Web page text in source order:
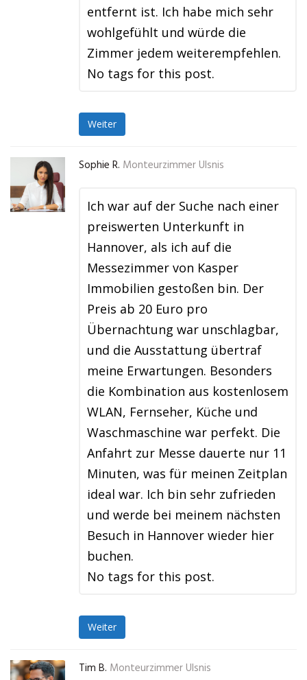
entfernt ist. Ich habe mich sehr
wohlgefühlt und würde die
Zimmer jedem weiterempfehlen.
No tags for this post.
Weiter
Sophie R. Monteurzimmer Ulsnis
Ich war auf der Suche nach einer
preiswerten Unterkunft in
Hannover, als ich auf die
Messezimmer von Kasper
Immobilien gestoßen bin. Der
Preis ab 20 Euro pro
Übernachtung war unschlagbar,
und die Ausstattung übertraf
meine Erwartungen. Besonders
die Kombination aus kostenlosem
WLAN, Fernseher, Küche und
Waschmaschine war perfekt. Die
Anfahrt zur Messe dauerte nur 11
Minuten, was für meinen Zeitplan
ideal war. Ich bin sehr zufrieden
und werde bei meinem nächsten
Besuch in Hannover wieder hier
buchen.
No tags for this post.
Weiter
Tim B. Monteurzimmer Ulsnis